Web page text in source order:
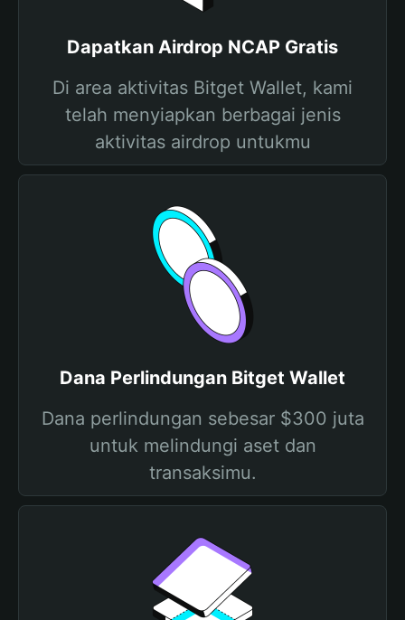
Dapatkan Airdrop NCAP Gratis
Di area aktivitas Bitget Wallet, kami
telah menyiapkan berbagai jenis
aktivitas airdrop untukmu
Dana Perlindungan Bitget Wallet
Dana perlindungan sebesar $300 juta
untuk melindungi aset dan
transaksimu.